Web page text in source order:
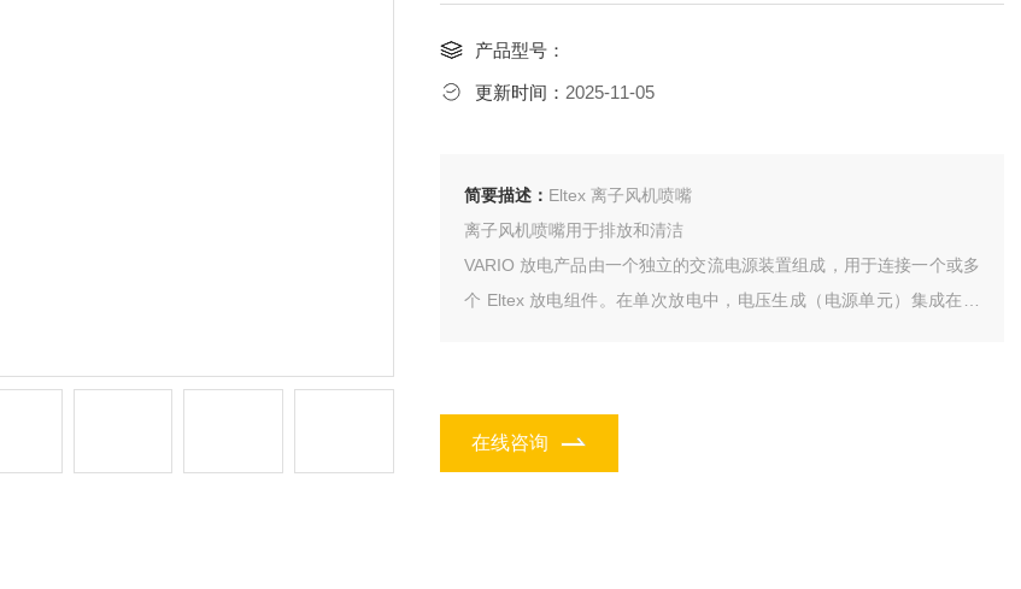
产品型号：
更新时间： 2025-11-05
简要描述：
Eltex 离子风机喷嘴
离子风机喷嘴用于排放和清洁
VARIO 放电产品由一个独立的交流电源装置组成，用于连接一个或多
个 Eltex 放电组件。在单次放电中，电压生成（电源单元）集成在棒
在线咨询